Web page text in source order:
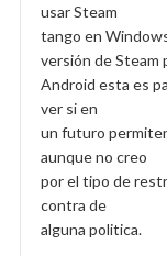
usar Steam
tango en
versión de Steam
Android esta es
ver si en
un futuro
aunque no creo
por el tipo de
contra de
alguna politica.